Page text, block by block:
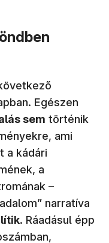
Egészen
sem történik
ami
a kádári
a
–
narratíva
. Ráadásul épp